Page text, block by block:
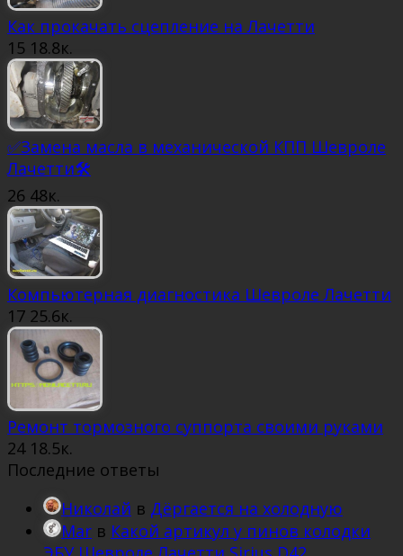
Как прокачать сцепление на Лачетти
15 18.8к.
✅Замена масла в механической КПП Шевроле
Лачетти🛠
26 48к.
Компьютерная диагностика Шевроле Лачетти
17 25.6к.
Ремонт тормозного суппорта своими руками
24 18.5к.
Последние ответы
Николай в Дёргается на холодную
Mar в Какой артикул у пинов колодки